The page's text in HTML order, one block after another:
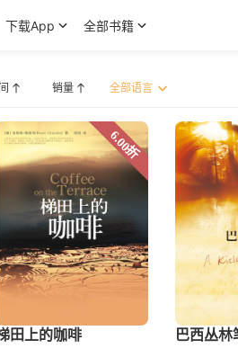
下载App 全部书籍
John Piper）
销量